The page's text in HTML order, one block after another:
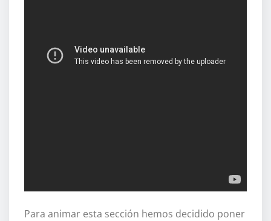
Para animar esta sección hemos decidido poner